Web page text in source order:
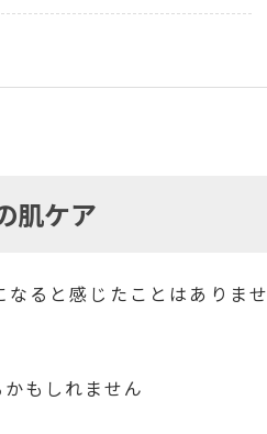
肌ケア
なると感じたことはありませ
もしれません